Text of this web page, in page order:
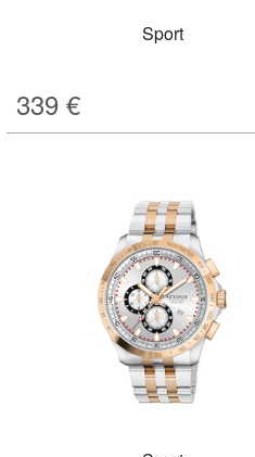
Sport
339 €